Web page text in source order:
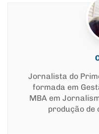
Jornalista do
formada em
MBA em
produção de